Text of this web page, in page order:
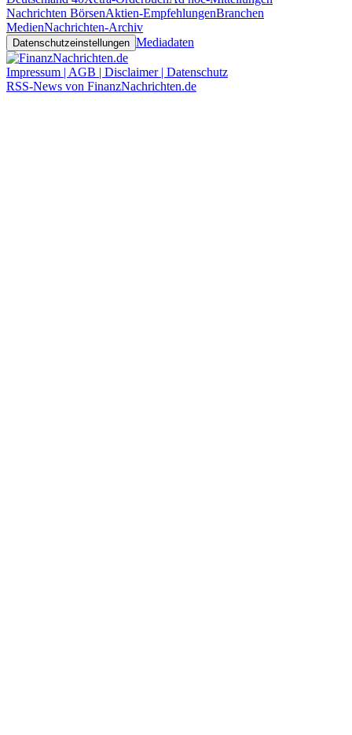
Nachrichten BörsenAktien-EmpfehlungenBranchen
MedienNachrichten-Archiv
Datenschutzeinstellungen Mediadaten
Impressum | AGB | Disclaimer | Datenschutz
RSS-News von FinanzNachrichten.de